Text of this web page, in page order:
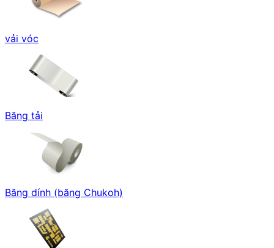
vải vóc
Băng tải
Băng dính (băng Chukoh)